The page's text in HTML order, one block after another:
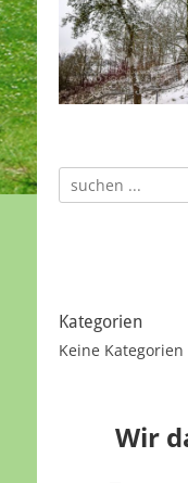
Suche
Kategorien
Keine Kategorien
Wir